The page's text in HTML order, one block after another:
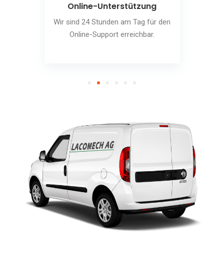
Online-Unterstützung
Wir sind 24 Stunden am Tag für den
Online-Support erreichbar.